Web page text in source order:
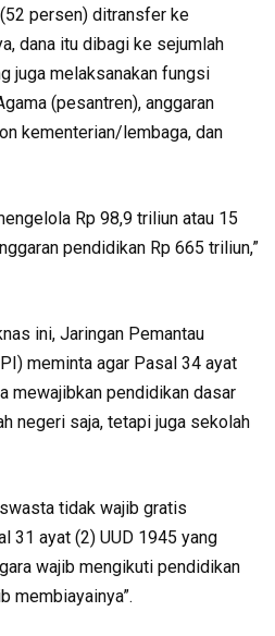
persen) ditransfer ke
dana itu dibagi ke sejumlah
juga melaksanakan fungsi
(pesantren), anggaran
kementerian/lembaga, dan
Rp 98,9 triliun atau 15
pendidikan Rp 665 triliun,”
ini, Jaringan Pemantau
meminta agar Pasal 34 ayat
mewajibkan pendidikan dasar
negeri saja, tetapi juga sekolah
tidak wajib gratis
31 ayat (2) UUD 1945 yang
wajib mengikuti pendidikan
membiayainya”.